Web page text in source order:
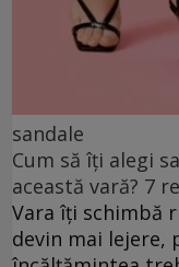
sandale
Cum să îți alegi
această vară? 7
Vara îți schimbă
devin mai lejere,